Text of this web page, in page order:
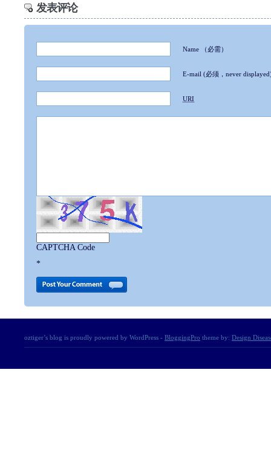
发表评论
Name （必需）
E-mail (必须，never
URI
CAPTCHA Code
*
oztiger’s blog is proudly powered by WordPress - BloggingPro theme by: Design